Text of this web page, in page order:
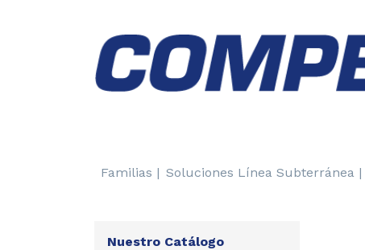
Familias | Soluciones Línea Subterránea |
Nuestro Catálogo